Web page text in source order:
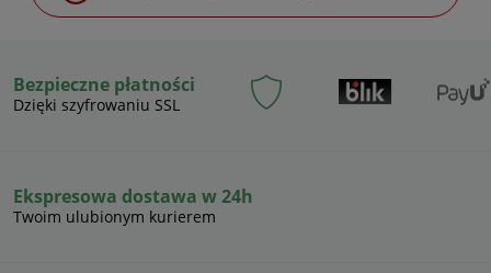
Bezpieczne płatności
Dzięki szyfrowaniu SSL
Ekspresowa dostawa w 24h
Twoim ulubionym kurierem